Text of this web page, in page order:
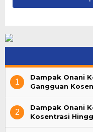
1
Dampak Onani
Gangguan
2
Dampak Onani
Kosentrasi